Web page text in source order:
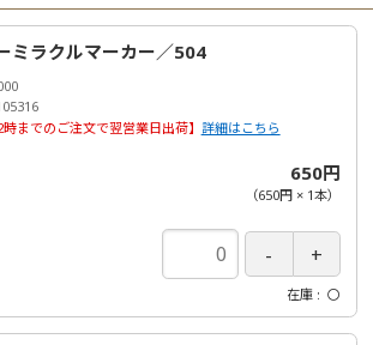
ミラクルマーカー／504
時までのご注文で翌営業日出荷】 詳細はこちら
650円
（650円× 1本）
在庫 〇